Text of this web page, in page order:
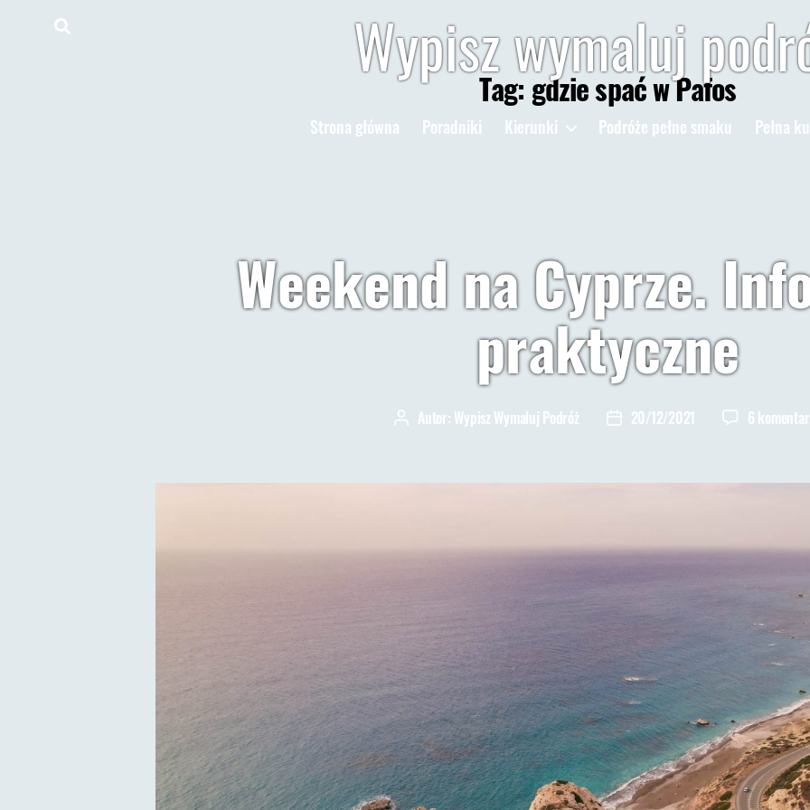
Wypisz wymaluj
Strona główna Poradniki Kierunki Podróże pełne smaku Pełna
Tag: gdzie spać w Pafos
Weekend na Cyprze.
praktyczne
AutorAutor: Wypisz Wymaluj Podróż
Data20/12/2021 6